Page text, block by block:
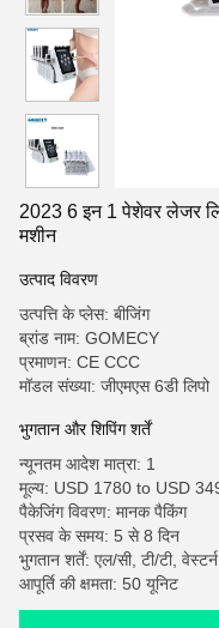
2023 6 इन 1 पेशेवर लेजर
मशीन
उत्पाद विवरण
उत्पत्ति के प्लेस: बीजिंग
ब्रांड नाम: GOMECY
प्रमाणन: CE CCC
मॉडल संख्या: जीएमएस 6डी लिपो
भुगतान और शिपिंग शर्तें
न्यूनतम आदेश मात्रा: 1
मूल्य: USD 1780 to USD
पैकेजिंग विवरण: मानक पैकिंग
प्रसव के समय: 5 से 8 दिन
भुगतान शर्तें: एल/सी, टी/टी,
आपूर्ति की क्षमता: 50 यूनिट